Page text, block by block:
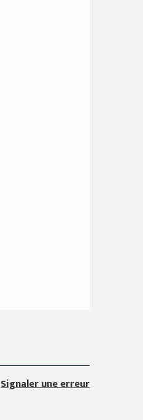
Signaler une erreur